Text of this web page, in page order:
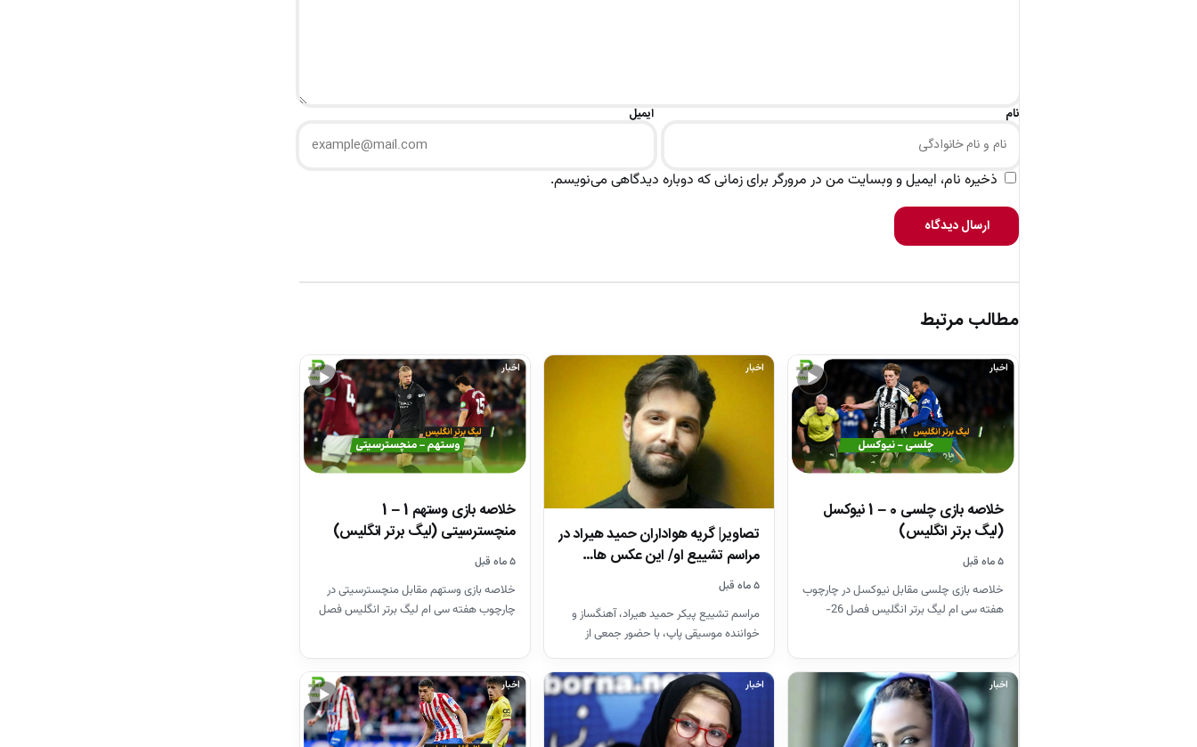
نام ایمیل
ذخیره نام، ایمیل و وبسایت من در مرورگر برای زمانی که دوباره دیدگاهی می‌نویسم.
ارسال دیدگاه
مطالب مرتبط
▶
اخبار
خلاصه بازی چلسی 0 – 1 نیوکسل
(لیگ برتر انگلیس)
۵ ماه قبل
خلاصه بازی چلسی مقابل نیوکسل در چارچوب
هفته سی ام لیگ برتر انگلیس فصل 26-
اخبار
تصاویر| گریه هواداران حمید هیراد در
مراسم تشییع او/ این عکس ها…
۵ ماه قبل
مراسم تشییع پیکر حمید هیراد، آهنگساز و
خواننده موسیقی پاپ، با حضور جمعی از
▶
اخبار
خلاصه بازی وستهم 1 – 1
منچسترسیتی (لیگ برتر انگلیس)
۵ ماه قبل
خلاصه بازی وستهم مقابل منچسترسیتی در
چارچوب هفته سی ام لیگ برتر انگلیس فصل
اخبار اخبار
▶
اخبار